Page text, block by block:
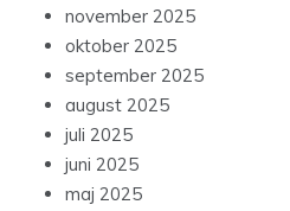
november 2025
oktober 2025
september 2025
august 2025
juli 2025
juni 2025
maj 2025